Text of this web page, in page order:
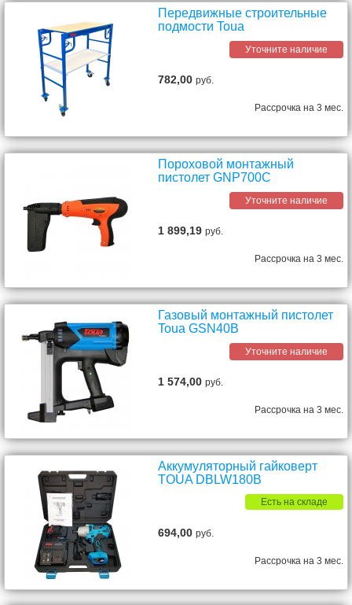
Передвижные строительные
подмости Toua
Уточните наличие
782,00руб.
Рассрочка на 3 мес.
Пороховой монтажный
пистолет GNP700C
Уточните наличие
1 899,19руб.
Рассрочка на 3 мес.
Газовый монтажный пистолет
Toua GSN40B
Уточните наличие
1 574,00руб.
Рассрочка на 3 мес.
Аккумуляторный гайковерт
TOUA DBLW180B
Есть на складе
694,00руб.
Рассрочка на 3 мес.